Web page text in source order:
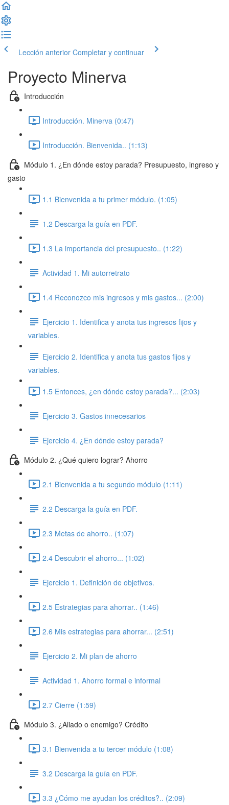
Lección anterior Completar y continuar
Proyecto Minerva
Introducción
Introducción. Minerva (0:47)
Introducción. Bienvenida.. (1:13)
Módulo 1. ¿En dónde estoy parada? Presupuesto, ingreso y
gasto
1.1 Bienvenida a tu primer módulo. (1:05)
1.2 Descarga la guía en PDF.
1.3 La importancia del presupuesto.. (1:22)
Actividad 1. Mi autorretrato
1.4 Reconozco mis ingresos y mis gastos... (2:00)
Ejercicio 1. Identifica y anota tus ingresos fijos y
variables.
Ejercicio 2. Identifica y anota tus gastos fijos y
variables.
1.5 Entonces, ¿en dónde estoy parada?... (2:03)
Ejercicio 3. Gastos innecesarios
Ejercicio 4. ¿En dónde estoy parada?
Módulo 2. ¿Qué quiero lograr? Ahorro
2.1 Bienvenida a tu segundo módulo (1:11)
2.2 Descarga la guía en PDF.
2.3 Metas de ahorro.. (1:07)
2.4 Descubrir el ahorro... (1:02)
Ejercicio 1. Definición de objetivos.
2.5 Estrategias para ahorrar.. (1:46)
2.6 Mis estrategias para ahorrar... (2:51)
Ejercicio 2. Mi plan de ahorro
Actividad 1. Ahorro formal e informal
2.7 Cierre (1:59)
Módulo 3. ¿Aliado o enemigo? Crédito
3.1 Bienvenida a tu tercer módulo (1:08)
3.2 Descarga la guía en PDF.
3.3 ¿Cómo me ayudan los créditos?.. (2:09)